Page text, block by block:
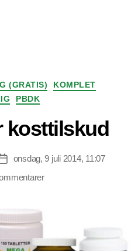
Kategorier
(GRATIS)
KOMPLET
PBDK
kosttilskud
Indlægsdato
onsdag, 9 juli 2014, 11:07
til